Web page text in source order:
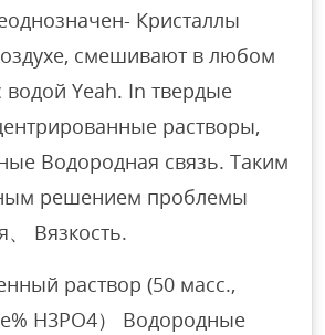
Кристаллы
смешивают в любом
Yeah. In твердые
растворы,
Водородная связь. Таким
решением проблемы
Вязкость.
раствор (50 масс.,
Н3РО4） Водородные